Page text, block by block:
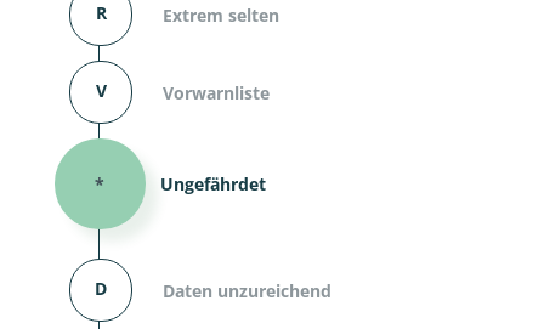
R Extrem selten
V Vorwarnliste
* Ungefährdet
D Daten unzureichend